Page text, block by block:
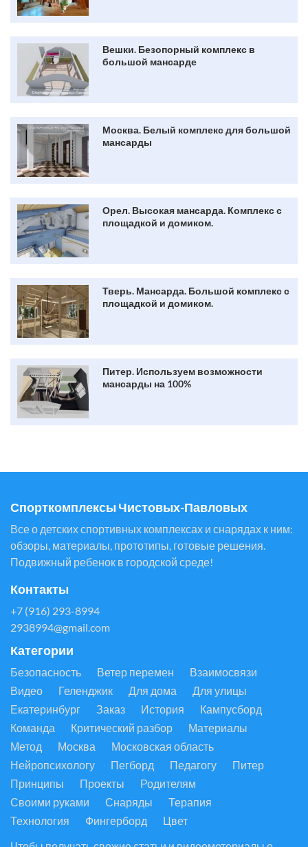
Вешки. Безопорный комплекс в
большой мансарде
Москва. Белый комплекс для большой
мансарды
Орел. Высокая мансарда. Комплекс с
площадкой и домиком.
Тверь. Мансарда. Большой комплекс с
площадкой и домиком.
Питер. Используем возможности
мансарды на 100%
Спорткомплексы Чистовых-Павловых
Все о детских спортивных комплексах и снарядах к ним:
обзоры, материалы, прототипы, готовые решения.
Подвижный ребенок в городской среде!
Контакты
+7 (916) 293-8994
2938994@gmail.com
Категории
Безопасность Ветер перемен
Взаимосвязи
Видео
Геленджик Для дома
Для улицы
Екатеринбург
Заказ История
Кампусборд
Команда
Критический разбор
Материалы
Метод
Москва
Московская область
Нейропсихологу
Пегборд Педагогу
Питер
Принципы
Проекты
Родителям
Своими руками
Снаряды
Терапия
Технология
Фингерборд
Цвет